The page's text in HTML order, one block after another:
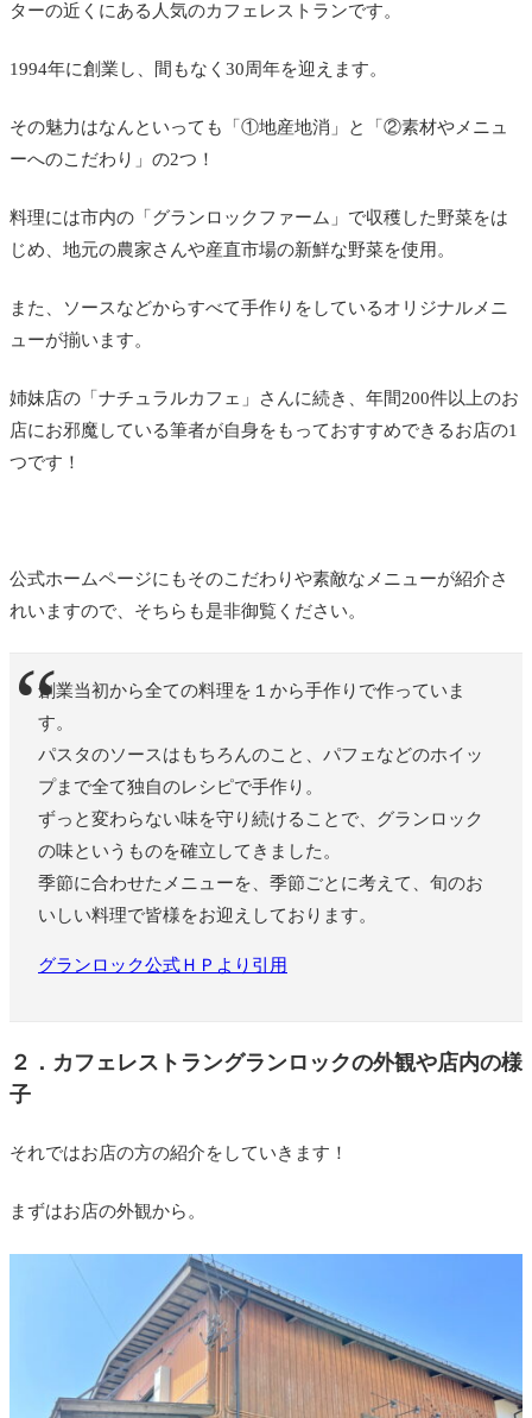
ターの近くにある人気のカフェレストランです。
1994年に創業し、間もなく30周年を迎えます。
その魅力はなんといっても「①地産地消」と「②素材やメニュ
ーへのこだわり」の2つ！
料理には市内の「グランロックファーム」で収穫した野菜をは
じめ、地元の農家さんや産直市場の新鮮な野菜を使用。
また、ソースなどからすべて手作りをしているオリジナルメニ
ューが揃います。
姉妹店の「ナチュラルカフェ」さんに続き、年間200件以上のお
店にお邪魔している筆者が自身をもっておすすめできるお店の1
つです！
公式ホームページにもそのこだわりや素敵なメニューが紹介さ
れいますので、そちらも是非御覧ください。
創業当初から全ての料理を１から手作りで作っていま
す。
パスタのソースはもちろんのこと、パフェなどのホイッ
プまで全て独自のレシピで手作り。
ずっと変わらない味を守り続けることで、グランロック
の味というものを確立してきました。
季節に合わせたメニューを、季節ごとに考えて、旬のお
いしい料理で皆様をお迎えしております。
グランロック公式ＨＰより引用
２．カフェレストラングランロックの外観や店内の様
子
それではお店の方の紹介をしていきます！
まずはお店の外観から。